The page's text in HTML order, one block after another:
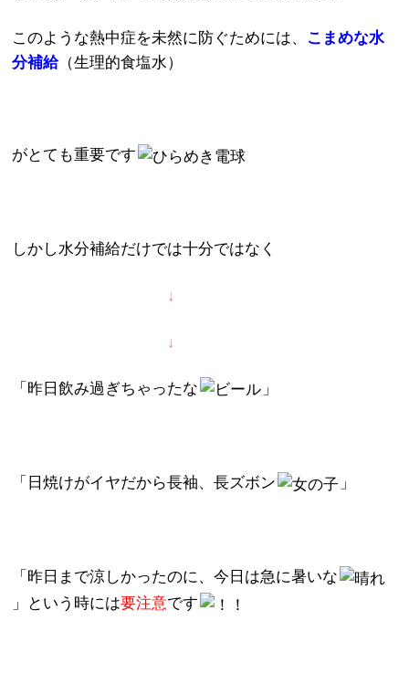
このような熱中症を未然に防ぐためには、 こまめな水
分補給（生理的食塩水）
がとても重要です
しかし水分補給だけでは十分ではなく
↓
↓
「昨日飲み過ぎちゃったな 」
「日焼けがイヤだから長袖、長ズボン 」
「昨日まで涼しかったのに、今日は急に暑いな
」という時には要注意です